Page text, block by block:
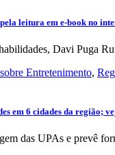
leitura em e-book no
Davi Puga
Entretenimento,
em 6 cidades da região;
das UPAs e prevê